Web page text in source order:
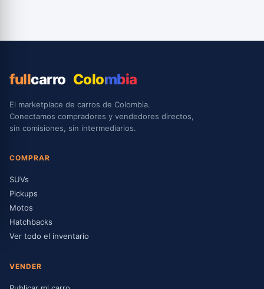
fullcarro Colombia
El marketplace de carros de Colombia.
Conectamos compradores y vendedores directos,
sin comisiones, sin intermediarios.
COMPRAR
SUVs
Pickups
Motos
Hatchbacks
Ver todo el inventario
VENDER